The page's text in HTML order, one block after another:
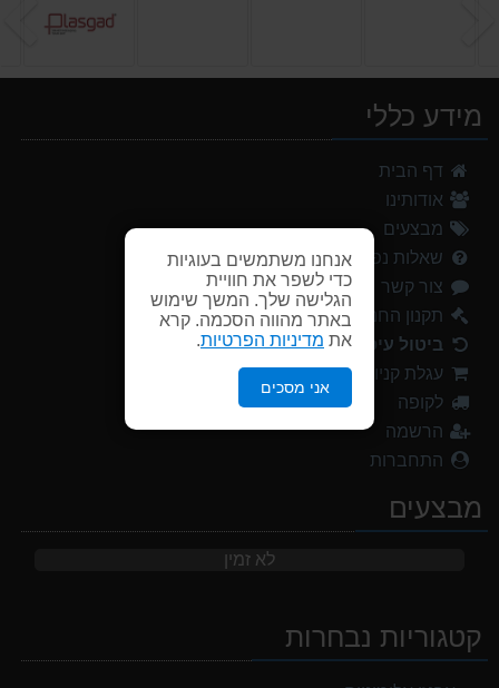
אנחנו משתמשים בעוגיות
כדי לשפר את חוויית
הגלישה שלך. המשך שימוש
באתר מהווה הסכמה. קרא
את מדיניות הפרטיות
אני מסכים
מידע כללי
דף הבית
אודותינו
מבצעים
שאלות נפוצות
צור קשר
תקנון החנות
ביטול עיסקה
עגלת קניות
לקופה
הרשמה
התחברות
מבצעים
לא זמין
קטגוריות נבחרות